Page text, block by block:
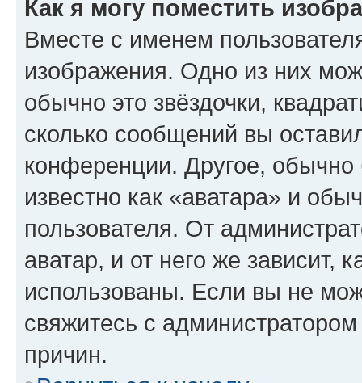
Как я могу поместить
Вместе с именем
изображения. Одно из них
обычно это звёздочки,
сколько сообщений вы
конференции. Другое,
известно как «аватара» и
пользователя. От
аватар, и от него же зависит,
использованы. Если вы не
свяжитесь с
причин.